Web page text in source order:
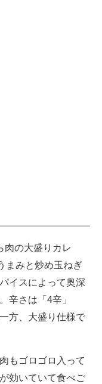
の大盛りカレ
まみと炒め玉ねぎ
イスによって奥深
辛さは「4辛」
方、大盛り仕様で
もゴロゴロ入って
効いていて食べご